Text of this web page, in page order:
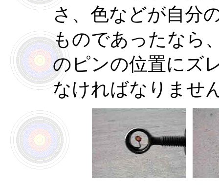
さ、色などが自分
ものであったなら
のピンの位置にズ
なければなりませ